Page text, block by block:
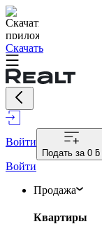
Скачать
Войти
Подать за 0 ƃ
Войти
Продажа
Квартиры